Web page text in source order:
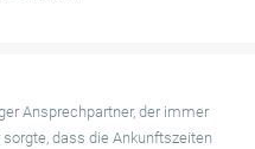
Ansprechpartner, der immer
dass die Ankunftszeiten